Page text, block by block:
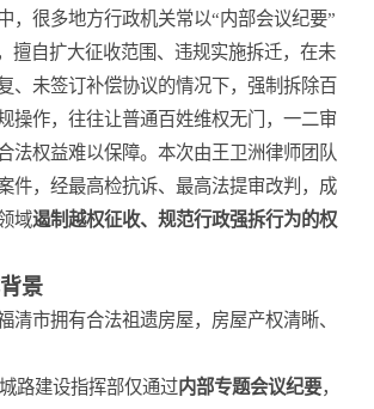
，很多地方行政机关常以“内部会议纪要”
擅自扩大征收范围、违规实施拆迁，在未
、未签订补偿协议的情况下，强制拆除百
操作，往往让普通百姓维权无门，一二审
法权益难以保障。本次由王卫洲律师团队
件，经最高检抗诉、最高法提审改判，成
域遏制越权征收、规范行政强拆行为的权
景
清市拥有合法祖遗房屋，房屋产权清晰、
路建设指挥部仅通过内部专题会议纪要，